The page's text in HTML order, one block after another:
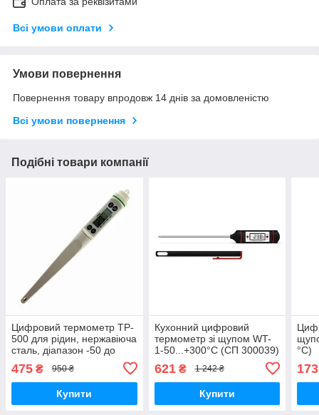
Всі умови оплати
Умови повернення
Повернення товару впродовж 14 днів за домовленістю
Всі умови повернення
Подібні товари компанії
Цифровий термометр TP-
500 для рідин, нержавіюча
сталь, діапазон -50 до
+350°C, точність +/-0,1°C
475 ₴ 950 ₴
Купити
Кухонний цифровий
термометр зі щупом WT-
1-50...+300°С (СП 300039)
621₴ 1 242 ₴
Купити
°C)